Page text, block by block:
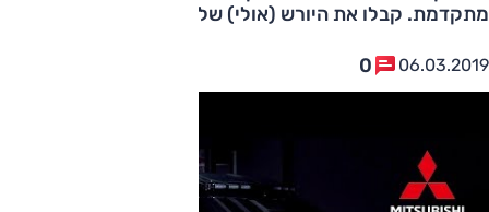
מתקדמת. קבלו את היורש (אולי) של מיצובישי פאג'רו
06.03.2019
0